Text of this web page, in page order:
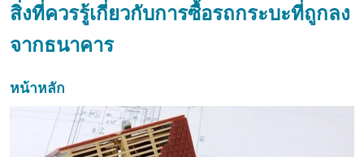
สิ่งที่ควรรู้เกี่ยวกับการซื้อรถกระบะที่ถูกลง
จากธนาคาร
หน้าหลัก